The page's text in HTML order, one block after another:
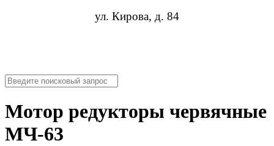
ул. Кирова, д. 84
Мотор редукторы червячные
МЧ-63